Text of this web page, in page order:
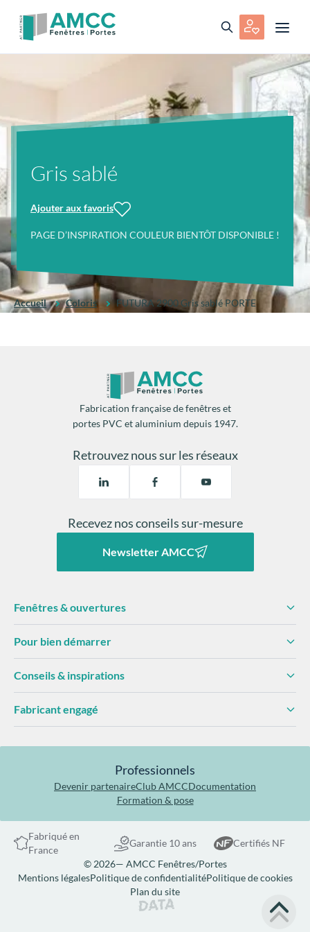
Gris sablé
Ajouter aux favoris
PAGE D’INSPIRATION COULEUR BIENTÔT DISPONIBLE !
Accueil Coloris FUTURA 2900 Gris sablé PORTE
Fabrication française de fenêtres et
portes PVC et aluminium depuis 1947.
Retrouvez nous sur les réseaux
Recevez nos conseils sur-mesure
Newsletter AMCC
Fenêtres & ouvertures
Pour bien démarrer
Conseils & inspirations
Fabricant engagé
Professionnels
Devenir partenaireClub AMCCDocumentation
Formation & pose
Fabriqué en
France
Garantie 10 ans
Certifiés NF
© 2026— AMCC Fenêtres/Portes
Mentions légalesPolitique de confidentialitéPolitique de cookies
Plan du site
Site réalisé par Data Projekt